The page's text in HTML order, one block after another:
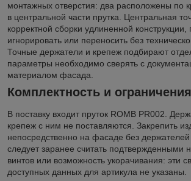
монтажных отверстия: два расположены
в центральной части прутка. Центральная
корректной сборки удлиненной конструкции,
игнорировать или переносить без
Точные держатели и крепеж подбирают
параметры необходимо сверять с
материалом фасада.
Комплектность и ограничения
В поставку входит пруток ROMB PR002.
крепеж с ним не поставляются. Закрепить
непосредственно на фасаде без
следует заранее считать подтвержденными
винтов или возможность укорачивания: эти
доступных данных для артикула не указаны.